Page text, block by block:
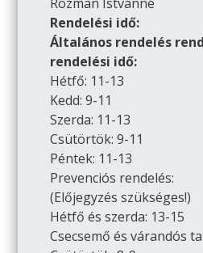
Rendelési idő:
Általános rendelés
rendelési idő:
Hétfő: 11-13
Kedd: 9-11
Szerda: 11-13
Csütörtök: 9-11
Péntek: 11-13
Prevenciós rendelés:
(Előjegyzés szükséges!)
Hétfő és szerda: 13-15
Csecsemő és várandós